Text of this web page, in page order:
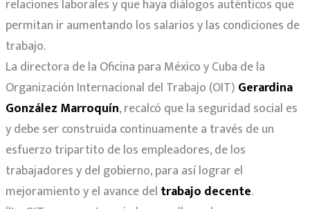
relaciones laborales y que haya diálogos auténticos que
permitan ir aumentando los salarios y las condiciones de
trabajo.
La directora de la Oficina para México y Cuba de la
Organización Internacional del Trabajo (OIT) Gerardina
González Marroquín, recalcó que la seguridad social es
y debe ser construida continuamente a través de un
esfuerzo tripartito de los empleadores, de los
trabajadores y del gobierno, para así lograr el
mejoramiento y el avance del trabajo decente.